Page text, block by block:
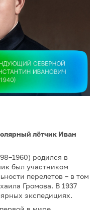
лётчик Иван
родился в
был участником
перелетов – в том
Громова. В 1937
экспедициях.